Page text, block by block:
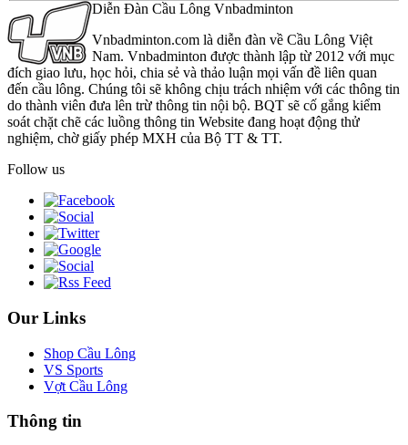
Diễn Đàn Cầu Lông Vnbadminton
Vnbadminton.com là diễn đàn về Cầu Lông Việt
Nam. Vnbadminton được thành lập từ 2012 với mục
đích giao lưu, học hỏi, chia sẻ và thảo luận mọi vấn đề liên quan
đến cầu lông. Chúng tôi sẽ không chịu trách nhiệm với các thông tin
do thành viên đưa lên trừ thông tin nội bộ. BQT sẽ cố gắng kiểm
soát chặt chẽ các luồng thông tin Website đang hoạt động thử
nghiệm, chờ giấy phép MXH của Bộ TT & TT.
Follow us
Our Links
Shop Cầu Lông
VS Sports
Vợt Cầu Lông
Thông tin